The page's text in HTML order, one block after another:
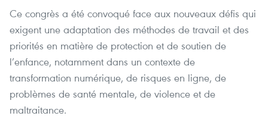
Ce congrès a été convoqué face aux nouveaux défis qui
exigent une adaptation des méthodes de travail et des
priorités en matière de protection et de soutien de
l’enfance, notamment dans un contexte de
transformation numérique, de risques en ligne, de
problèmes de santé mentale, de violence et de
maltraitance.